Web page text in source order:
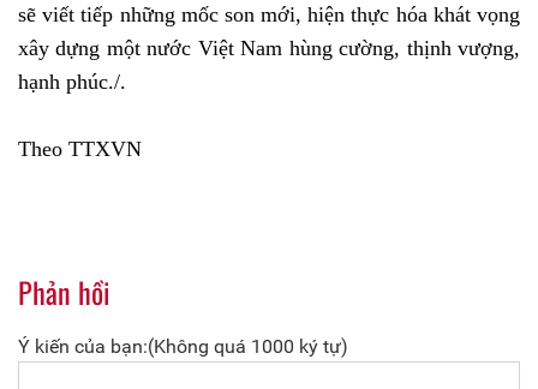
sẽ viết tiếp những mốc son mới, hiện thực hóa khát vọng
xây dựng một nước Việt Nam hùng cường, thịnh vượng,
hạnh phúc./.
Theo TTXVN
Phản hồi
Ý kiến của bạn:(Không quá 1000 ký tự)